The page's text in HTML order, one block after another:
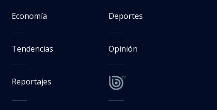
Economía Deportes
Tendencias Opinión
Reportajes